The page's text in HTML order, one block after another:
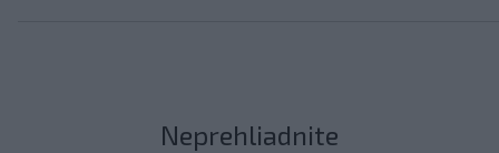
Neprehliadnite